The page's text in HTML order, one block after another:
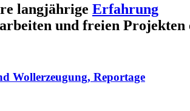
langjährige Erfahrung
und freien Projekten
Wollerzeugung, Reportage